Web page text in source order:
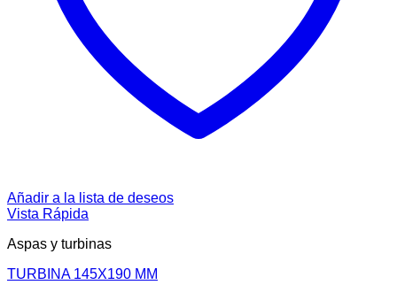
Añadir a la lista de deseos
Vista Rápida
Aspas y turbinas
TURBINA 145X190 MM